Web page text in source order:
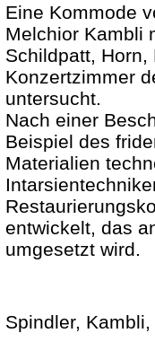
Eine Kommode
Melchior Kambli
Schildpatt,
Konzertzimmer
untersucht.
Nach einer
Beispiel des
Materialien
entwickelt, das
umgesetzt wird.
Spindler,